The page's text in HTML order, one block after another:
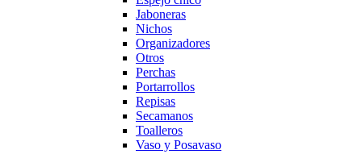
Jaboneras
Nichos
Organizadores
Otros
Perchas
Portarrollos
Repisas
Secamanos
Toalleros
Vaso y Posavaso